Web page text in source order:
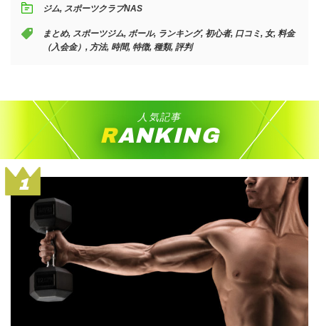
ジム, スポーツクラブNAS
まとめ, スポーツジム, ボール, ランキング, 初心者, 口コミ, 女, 料金
（入会金） , 方法, 時間, 特徴, 種類, 評判
人気記事
RANKING
1